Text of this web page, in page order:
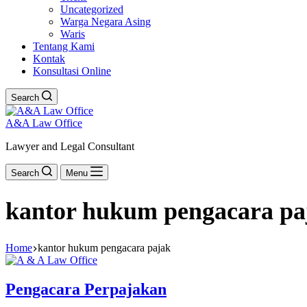
Uncategorized
Warga Negara Asing
Waris
Tentang Kami
Kontak
Konsultasi Online
Search
A&A Law Office
Lawyer and Legal Consultant
Search Menu
kantor hukum pengacara
Home kantor hukum pengacara pajak
Pengacara Perpajakan